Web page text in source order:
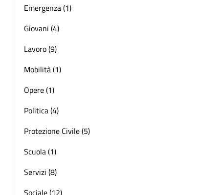
Emergenza (1)
Giovani (4)
Lavoro (9)
Mobilità (1)
Opere (1)
Politica (4)
Protezione Civile (5)
Scuola (1)
Servizi (8)
Sociale (12)